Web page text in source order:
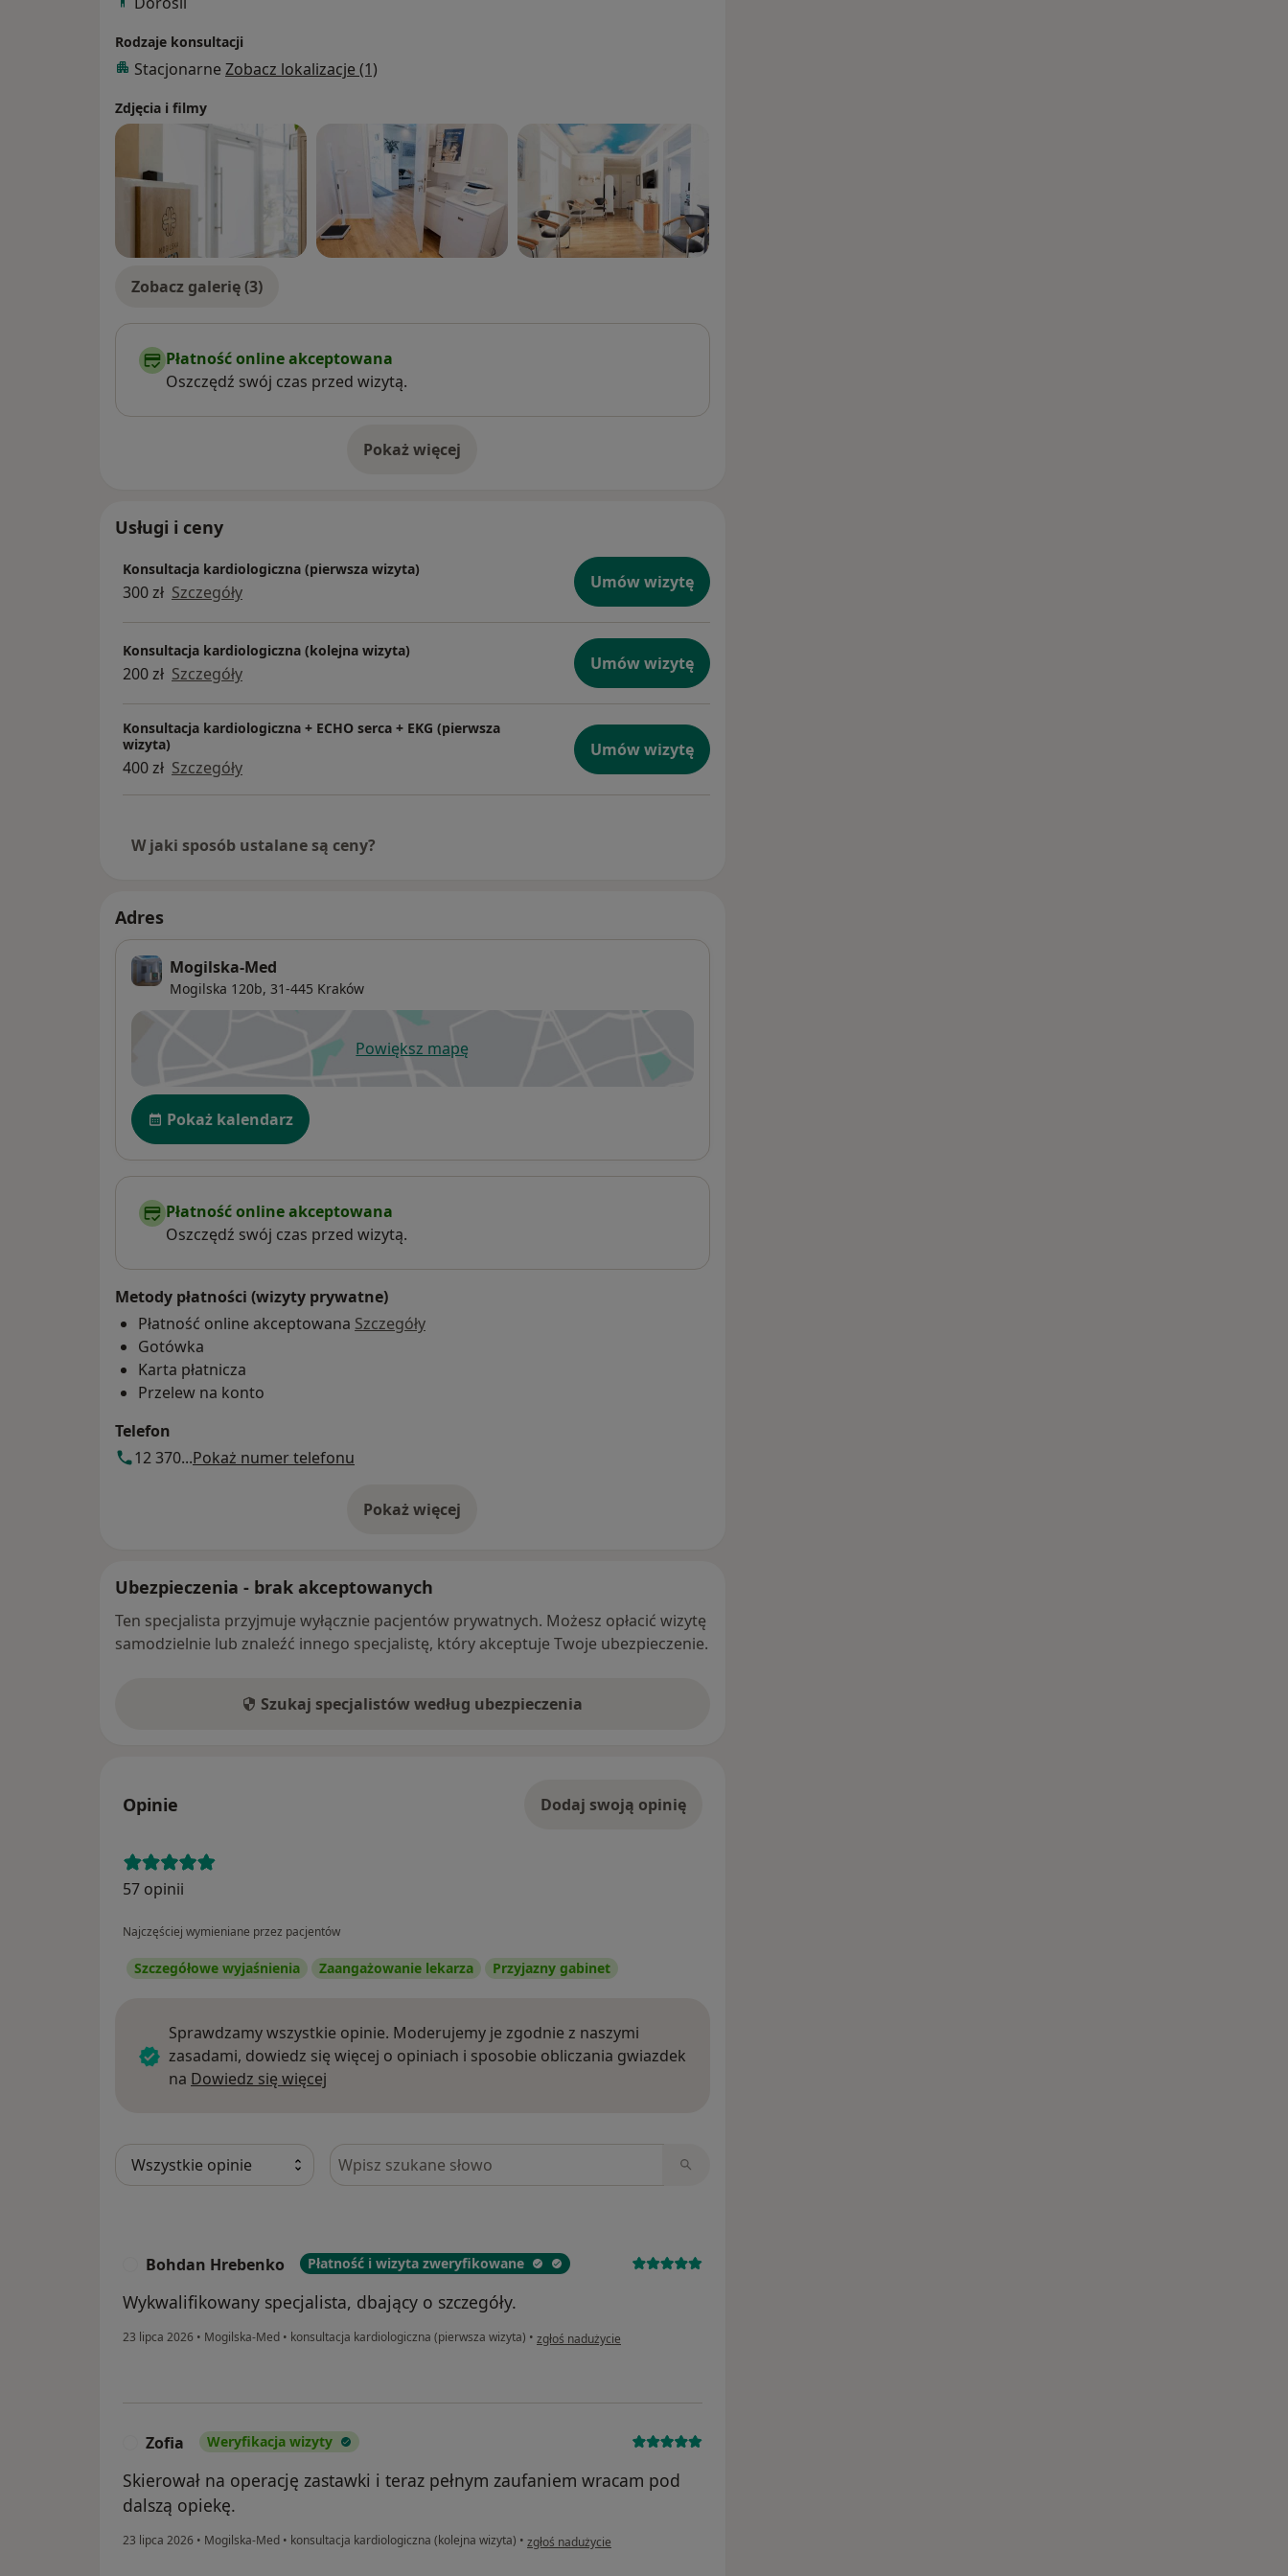
Rodzaje konsultacji
Stacjonarne Zobacz lokalizacje (1)
Zdjęcia i filmy
Zobacz galerię (3)
Płatność online akceptowana
Oszczędź swój czas przed wizytą.
Pokaż więcejo doświadczeniu
Usługi i ceny
Konsultacja kardiologiczna (pierwsza wizyta)
300 zł Szczegóły Umów wizytę
Konsultacja kardiologiczna (kolejna wizyta)
200 zł Szczegóły Umów wizytę
Konsultacja kardiologiczna + ECHO serca + EKG (pierwsza
wizyta)
400 zł Szczegóły
Umów wizytę
W jaki sposób ustalane są ceny?
Adres
Mogilska-Med
Mogilska 120b, 31-445 Kraków
Powiększ mapęotwiera się w nowej karcie
Dostępność
Pokaż kalendarz
Płatność online akceptowana
Oszczędź swój czas przed wizytą.
Metody płatności (wizyty prywatne)
Płatność online akceptowana Szczegóły
Gotówka
Karta płatnicza
Przelew na konto
Telefon
12 370...Pokaż numer telefonu
Pokaż więcej
o adresie
Ubezpieczenia - brak akceptowanych
Ten specjalista przyjmuje wyłącznie pacjentów prywatnych. Możesz opłacić wizytę
samodzielnie lub znaleźć innego specjalistę, który akceptuje Twoje ubezpieczenie.
Szukaj specjalistów według ubezpieczenia
Opinie Dodaj swoją opinię
57 opinii
Najczęściej wymieniane przez pacjentów
Szczegółowe wyjaśnienia Zaangażowanie lekarza Przyjazny gabinet
Sprawdzamy wszystkie opinie. Moderujemy je zgodnie z naszymi
zasadami, dowiedz się więcej o opiniach i sposobie obliczania gwiazdek
na Dowiedz się więcej
Szukaj w opiniach
Bohdan Hrebenko Płatność i wizyta zweryfikowane
Wykwalifikowany specjalista, dbający o szczegóły.
23 lipca 2026 • Mogilska-Med • konsultacja kardiologiczna (pierwsza wizyta) • w opinii użytkownika Bohdan Hrebenko
zgłoś nadużycie
Zofia Weryfikacja wizyty
Skierował na operację zastawki i teraz pełnym zaufaniem wracam pod
dalszą opiekę.
23 lipca 2026 • Mogilska-Med • konsultacja kardiologiczna (kolejna wizyta) • w opinii użytkownika Zofia
zgłoś nadużycie